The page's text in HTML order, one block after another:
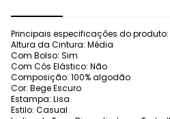
Principais especificações do produto:
Altura da Cintura: Média
Com Bolso: Sim
Com Cós Elástico: Não
Composição: 100% algodão
Cor: Bege Escuro
Estampa: Lisa
Estilo: Casual